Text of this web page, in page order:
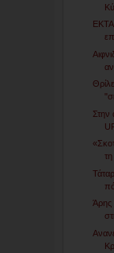
Στην
τη
Άρης